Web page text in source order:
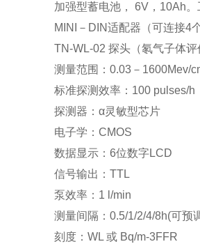
加强型蓄电池， 6V，10Ah
MINI－DIN适配器（可连接4
TN-WL-02 探头（氡气子体评
测量范围：0.03－1600Mev/
标准探测效率：100 pulses/h
探测器：α灵敏型芯片
电子学：CMOS
数据显示：6位数字LCD
信号输出：TTL
泵效率：1 l/min
测量间隔：0.5/1/2/4/8h(可预
刻度：WL 或 Bq/m-3FFR